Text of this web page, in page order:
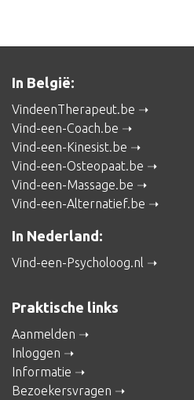
In België:
VindeenTherapeut.be
Vind-een-Coach.be
Vind-een-Kinesist.be
Vind-een-Osteopaat.be
Vind-een-Massage.be
Vind-een-Alternatief.be
In Nederland:
Vind-een-Psycholoog.nl
Praktische links
Aanmelden
Inloggen
Informatie
Bezoekersvragen